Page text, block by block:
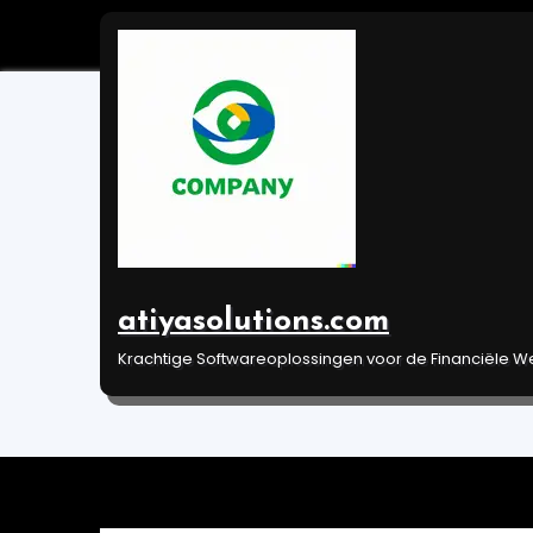
atiyasolutions.com
Krachtige Softwareoplossingen voor de Financiële
Analyseren en
de financiële
Jan 1, 2024 Uncategorized